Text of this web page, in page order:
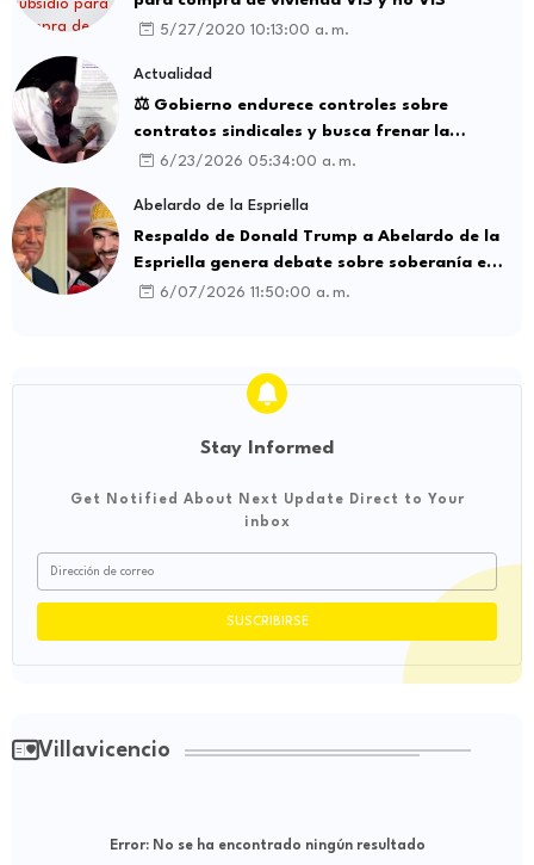
5/27/2020 10:13:00 a. m.
Actualidad
⚖️ Gobierno endurece controles sobre
contratos sindicales y busca frenar la
intermediación laboral ilegal
6/23/2026 05:34:00 a. m.
Abelardo de la Espriella
Respaldo de Donald Trump a Abelardo de la
Espriella genera debate sobre soberanía e
influencia internacional
6/07/2026 11:50:00 a. m.
Stay Informed
Get Notified About Next Update Direct to Your
inbox
Villavicencio
Error:No se ha encontrado ningún resultado